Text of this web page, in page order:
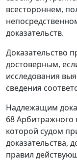
всестороннем,
доказательств.
Доказательство
достоверным,
исследования
сведения
Надлежащим
68Арбитражного
которой судом
доказательства,
правил